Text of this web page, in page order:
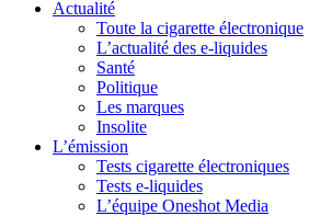
Actualité
Toute la cigarette électronique
L’actualité des e-liquides
Santé
Politique
Les marques
Insolite
L’émission
Tests cigarette électroniques
Tests e-liquides
L’équipe Oneshot Media